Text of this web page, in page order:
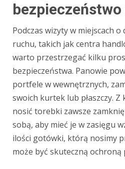
Podczas wizyty w miejscach
ruchu, takich jak centra
warto przestrzegać kilku
bezpieczeństwa. Panowie
portfele w wewnętrznych,
swoich kurtek lub płaszczy.
nosić torebki zawsze
sobą, aby mieć je w zasięgu
ilości gotówki, którą nosimy
może być skuteczną ochroną